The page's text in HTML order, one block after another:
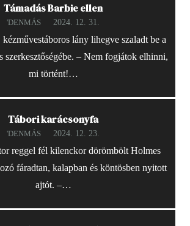
Támadás Barbie ellen
'DENMÁS 2024. 12. 31.
lány lihegve szaladt be a
szerkesztőségébe. – Nem fogjátok elhinni,
mi történt!…
Tábori karácsonyfa
'DENMÁS 2024. 12. 23.
reggel fél kilenckor dörömbölt Holmes
fáradtan, kalapban és köntösben nyitott
ajtót. –…